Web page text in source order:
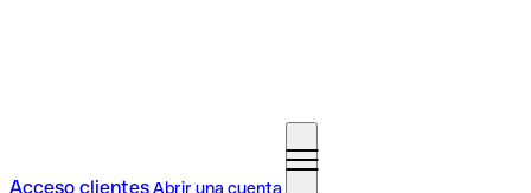
Acceso clientesAbrir una cuenta